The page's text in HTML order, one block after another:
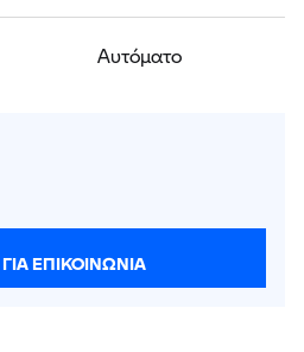
Αυτόματο
ΕΠΙΚΟΙΝΩΝΊΑ